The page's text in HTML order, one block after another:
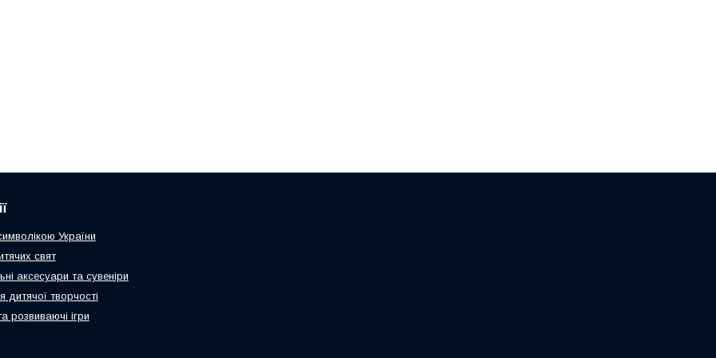
України
свят
аксесуари та сувеніри
дитячої творчості
розвиваючі ігри